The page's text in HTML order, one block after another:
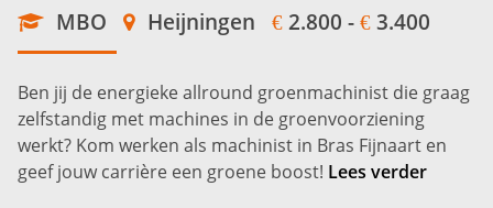
MBO
Heijningen € 2.800 - € 3.400
Ben jij de energieke allround groenmachinist die graag
zelfstandig met machines in de groenvoorziening
werkt? Kom werken als machinist in Bras Fijnaart en
geef jouw carrière een groene boost! Lees verder